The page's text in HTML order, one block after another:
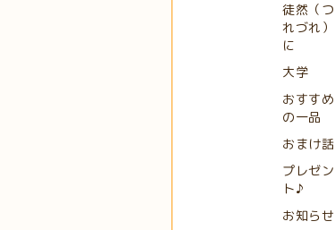
徒然（つ
れづれ）
に
大学
おすすめ
の一品
おまけ話
プレゼン
ト♪
お知らせ